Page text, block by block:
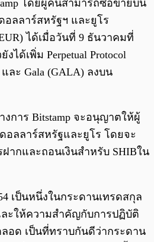
โดยผู้คนสามารถซื้อขายบน
อลลาร์สหรัฐฯ และยูโร
ได้เมื่อวันที่ 9 ธันวาคมที่
ได้เพิ่ม Perpetual Protocol
ละ Gala (GALA) ลงบน
งการ Bitstamp จะอนุญาตให้ผู้
อลลาร์สหรัฐและยูโร โดยจะ
ากและถอนเงินสำหรับ SHIBใน
เป็นหนึ่งในกระดานเทรดสกุล
ะให้ความสำคัญกับการปฏิบัติ
อด เป็นที่ทราบกันดีว่ากระดาน